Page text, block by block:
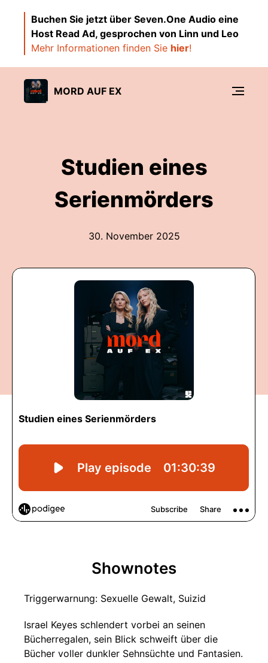
Buchen Sie jetzt über Seven.One Audio eine
Host Read Ad, gesprochen von Linn und Leo
Mehr Informationen finden Sie hier!
MORD AUF EX
Studien eines
Serienmörders
30. November 2025
Shownotes
Triggerwarnung: Sexuelle Gewalt, Suizid
Israel Keyes schlendert vorbei an seinen
Bücherregalen, sein Blick schweift über die
Bücher voller dunkler Sehnsüchte und Fantasien.